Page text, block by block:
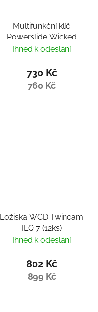
Multifunkční klíč
Powerslide Wicked
Hardcore Tool
Ihned k odeslání
730 Kč
760 Kč
Ložiska WCD Twincam
ILQ 7 (12ks)
Ihned k odeslání
802 Kč
899 Kč